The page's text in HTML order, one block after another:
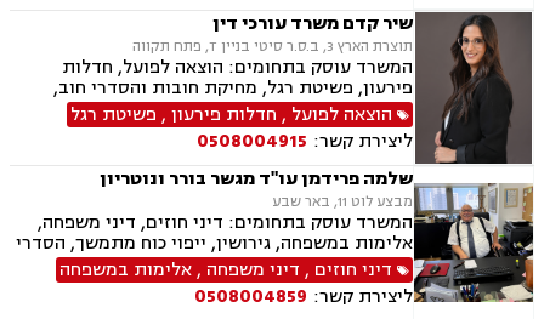
שיר קדם משרד עורכי דין
תוצרת הארץ 3, ב.ס.ר סיטי בניין T, פתח תקווה
המשרד עוסק בתחומים: הוצאה לפועל, חדלות
פירעון, פשיטת רגל, מחיקת חובות והסדרי חוב,
ירושות וצוואות, ייפוי כוח מתמשך
הוצאה לפועל , חדלות פירעון, פשיטת רגל
ליצירת קשר: 0508004915
שלמה פרידמן עו"ד מגשר בורר ונוטריון
מבצע לוט 11, באר שבע
המשרד עוסק בתחומים: דיני חוזים, דיני משפחה,
אלימות במשפחה, גירושין, ייפוי כוח מתמשך, הסדרי
ראיה, מזונות, ירושות וצוואות, הסכמי ממון, גישור
במשפחה, חדלות פירעון, דיני עבודה, זכויות נשים
בהריון, עסקאות מכר דירה
דיני חוזים , דיני משפחה ,אלימות במשפחה
ליצירת קשר: 0508004859